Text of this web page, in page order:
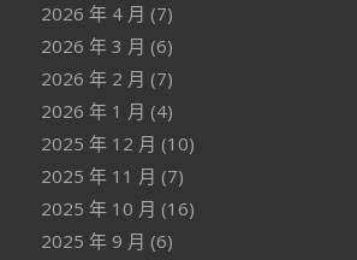
2026 年 4 月 (7)
2026 年 3 月 (6)
2026 年 2 月 (7)
2026 年 1 月 (4)
2025 年 12 月 (10)
2025 年 11 月 (7)
2025 年 10 月 (16)
2025 年 9 月 (6)